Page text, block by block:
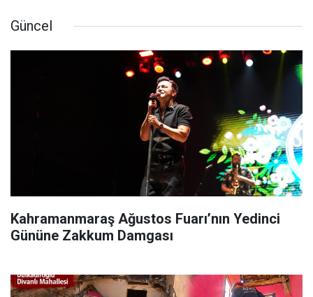
Güncel
Kahramanmaraş Ağustos Fuarı’nın Yedinci
Gününe Zakkum Damgası